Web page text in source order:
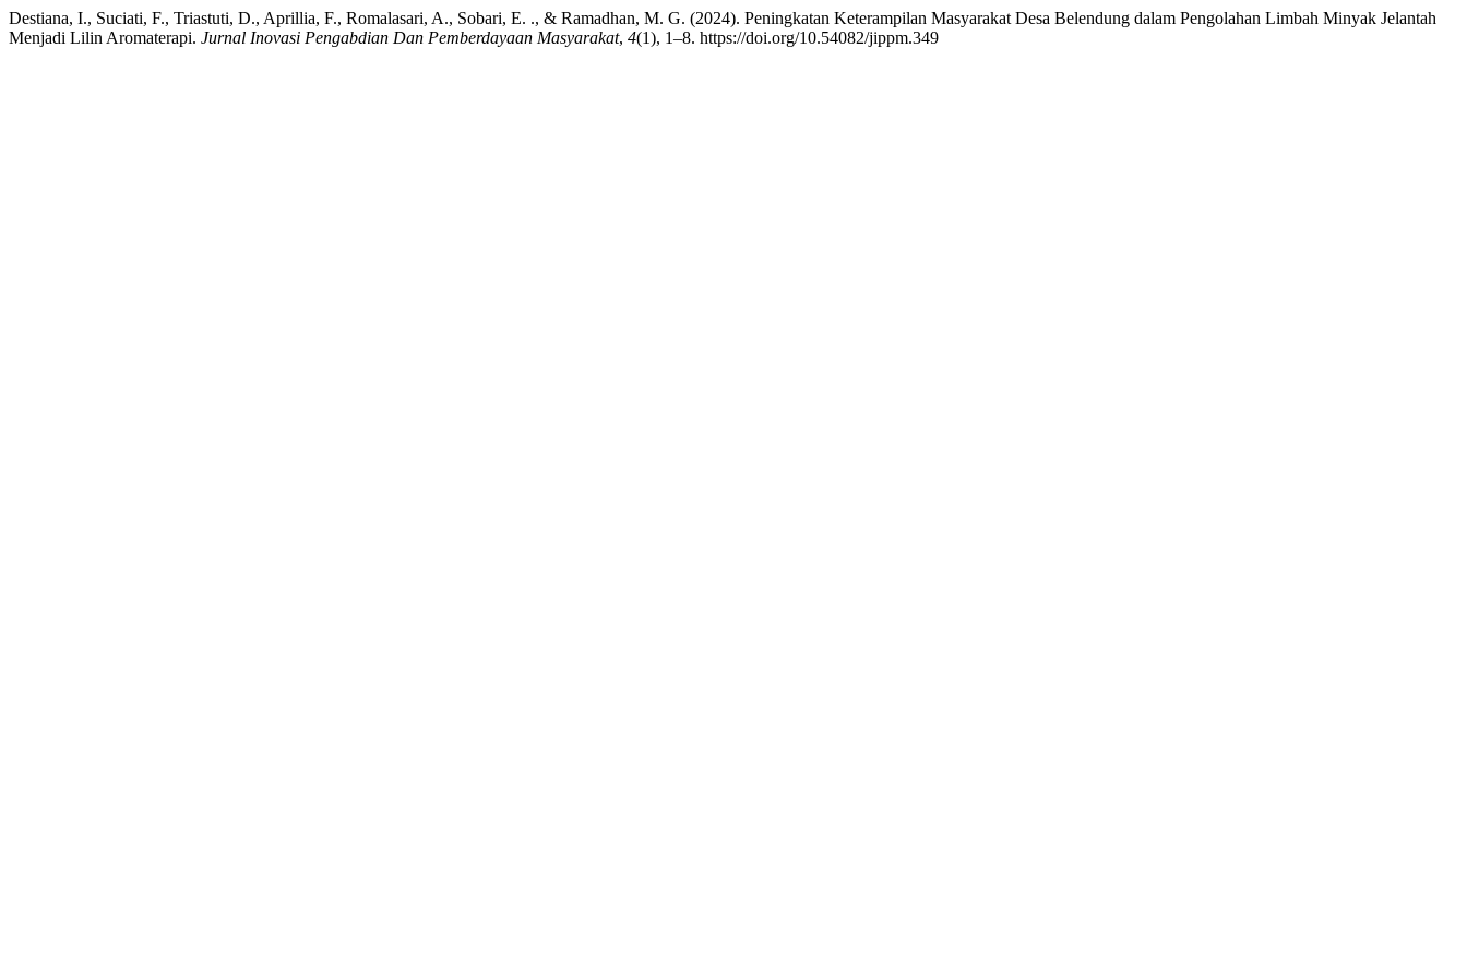
Destiana, I., Suciati, F., Triastuti, D., Aprillia, F., Romalasari, A., Sobari, E. ., & Ramadhan, M. G. (2024). Peningkatan Keterampilan Masyarakat Desa Belendung dalam Pengolahan Limbah Minyak Jelantah
Menjadi Lilin Aromaterapi. Jurnal Inovasi Pengabdian Dan Pemberdayaan Masyarakat, 4(1), 1–8. https://doi.org/10.54082/jippm.349